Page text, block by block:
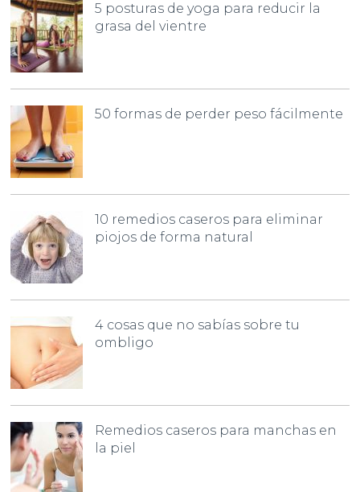
5 posturas de yoga para reducir la
grasa del vientre
50 formas de perder peso fácilmente
10 remedios caseros para eliminar
piojos de forma natural
4 cosas que no sabías sobre tu
ombligo
Remedios caseros para manchas en
la piel